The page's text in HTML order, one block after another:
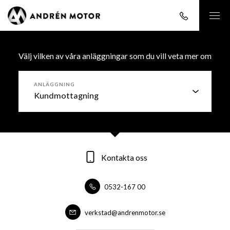
Välj vilken av våra anläggningar som du vill veta mer om
ANLÄGGNING
Kontakta oss
0532-167 00
verkstad@andrenmotor.se
Kontakta oss
0532-16700
verkstad@andrenmotor.se
Kontakta oss
0532-16700
forsaljning@andrenmotor.se